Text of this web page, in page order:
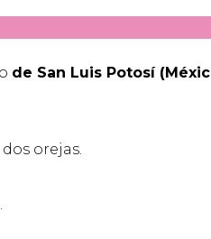
de San Luis Potosí
orejas.